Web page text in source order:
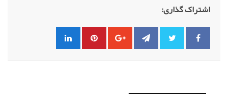
اشتراک گذاری: